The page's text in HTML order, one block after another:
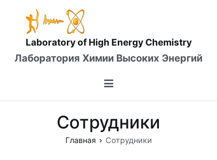
содержимому
Laboratory of High Energy Chemistry
Лаборатория Химии Высоких Энергий
Сотрудники
Главная Сотрудники